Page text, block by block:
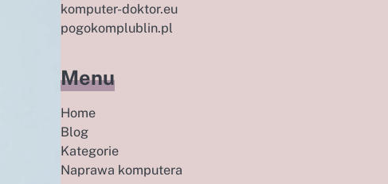
komputer-doktor.eu
pogokomplublin.pl
Menu
Home
Blog
Kategorie
Naprawa komputera